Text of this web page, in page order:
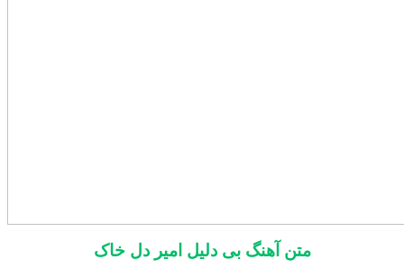
متن آهنگ بی دلیل امیر دل خاک